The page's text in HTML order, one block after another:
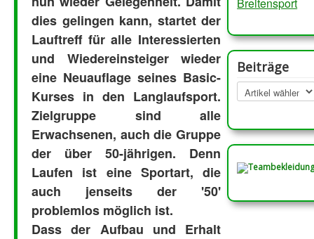
dies gelingen kann, startet der
Lauftreff für alle Interessierten
und Wiedereinsteiger wieder
eine Neuauflage seines Basic-
Kurses in den Langlaufsport.
Zielgruppe sind alle
Erwachsenen, auch die Gruppe
der über 50-jährigen. Denn
Laufen ist eine Sportart, die
auch jenseits der '50'
problemlos möglich ist.
Dass der Aufbau und Erhalt
Beiträge